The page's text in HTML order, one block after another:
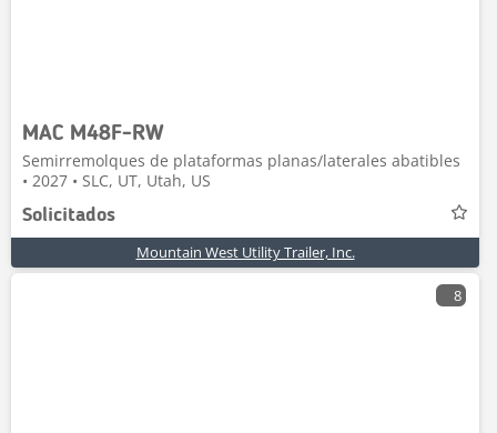
MAC M48F-RW
Semirremolques de plataformas planas/laterales abatibles
• 2027 • SLC, UT, Utah, US
Solicitados
Mountain West Utility Trailer, Inc.
8